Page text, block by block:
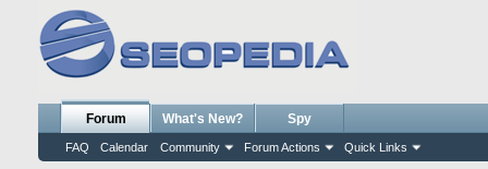
Forum
FAQ Calendar Community Forum Actions Quick Links
What's New? Spy